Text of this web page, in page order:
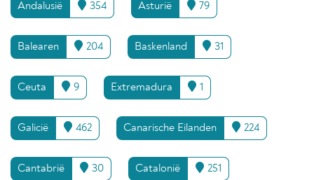
Andalusië 354 Asturië 79
Balearen 204 Baskenland 31
Ceuta 9 Extremadura 1
Galicië 462 Canarische Eilanden 224
Cantabrië 30 Catalonië 251